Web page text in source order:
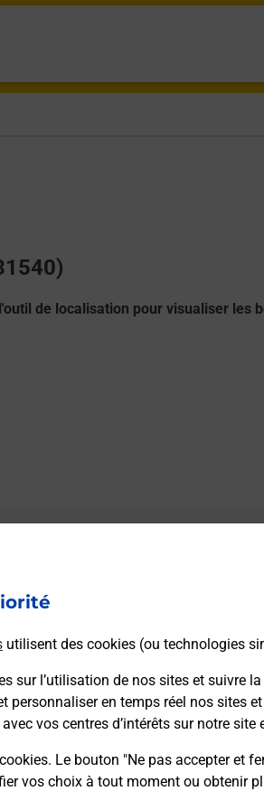
utilisent des cookies (ou technologies
sur l’utilisation de nos sites et suivre
personnaliser en temps réel nos sites
vos centres d’intérêts sur notre site
Le bouton "Ne pas accepter et
vos choix à tout moment ou obtenir
de localisation pour visualiser les